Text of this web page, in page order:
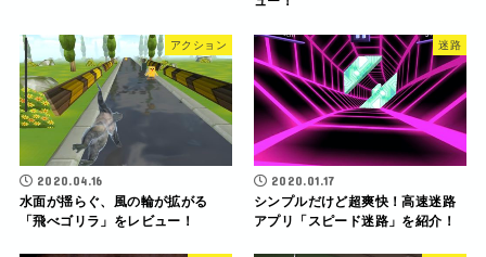
アクション
2020.04.16
水面が揺らぐ、風の輪が拡がる
「飛べゴリラ」をレビュー！
迷路
2020.01.17
シンプルだけど超爽快！高速迷路
アプリ「スピード迷路」を紹介！